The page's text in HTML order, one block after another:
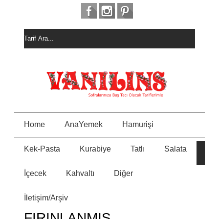
Home AnaYemek Hamurişi
Kek-Pasta Kurabiye Tatlı Salata
İçecek Kahvaltı Diğer
İletişim/Arşiv
HURM
MEYVELİ BORCAM